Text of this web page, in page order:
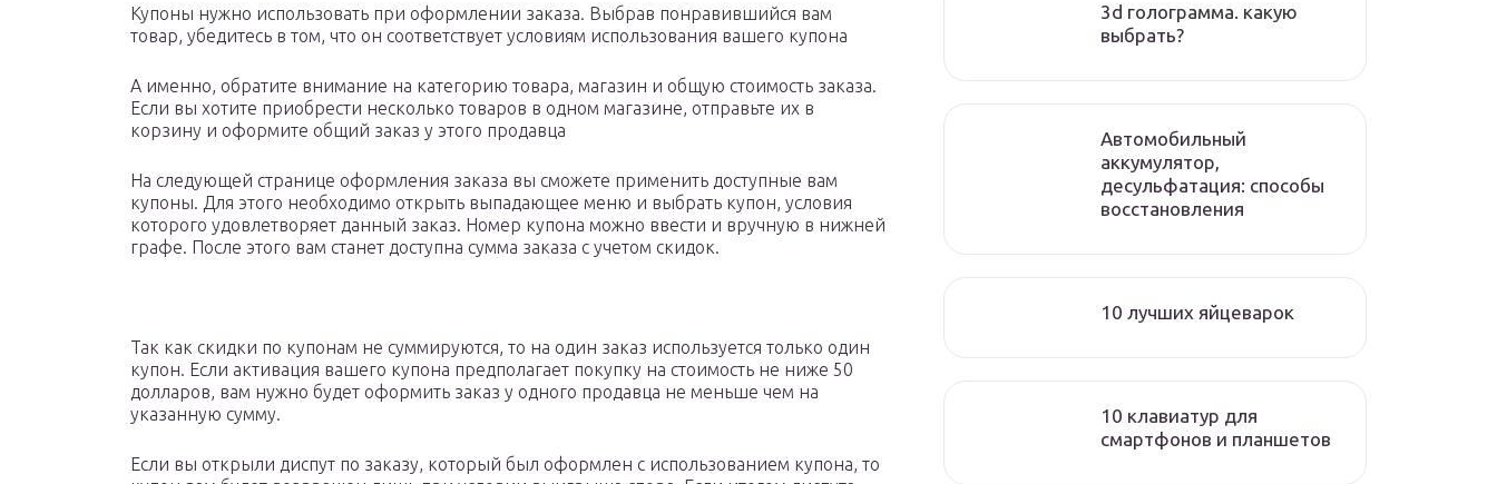
Купоны нужно использовать при оформлении заказа. Выбрав понравившийся вам
товар, убедитесь в том, что он соответствует условиям использования вашего купона
А именно, обратите внимание на категорию товара, магазин и общую стоимость заказа.
Если вы хотите приобрести несколько товаров в одном магазине, отправьте их в
корзину и оформите общий заказ у этого продавца
На следующей странице оформления заказа вы сможете применить доступные вам
купоны. Для этого необходимо открыть выпадающее меню и выбрать купон, условия
которого удовлетворяет данный заказ. Номер купона можно ввести и вручную в нижней
графе. После этого вам станет доступна сумма заказа с учетом скидок.
Так как скидки по купонам не суммируются, то на один заказ используется только один
купон. Если активация вашего купона предполагает покупку на стоимость не ниже 50
долларов, вам нужно будет оформить заказ у одного продавца не меньше чем на
указанную сумму.
Если вы открыли диспут по заказу, который был оформлен с использованием купона, то
3d голограмма. какую
выбрать?
Автомобильный
аккумулятор,
десульфатация: способы
восстановления
10 лучших яйцеварок
10 клавиатур для
смартфонов и планшетов